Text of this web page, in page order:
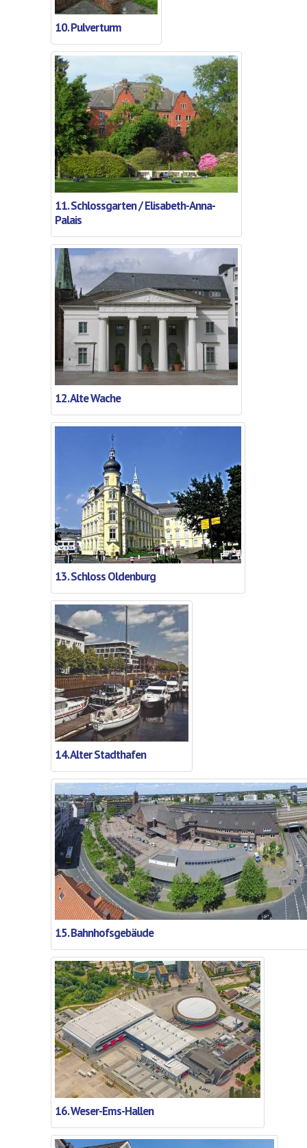
10. Pulverturm
11. Schlossgarten / Elisabeth-Anna-
Palais
12. Alte Wache
13. Schloss Oldenburg
14. Alter Stadthafen
15. Bahnhofsgebäude
16. Weser-Ems-Hallen